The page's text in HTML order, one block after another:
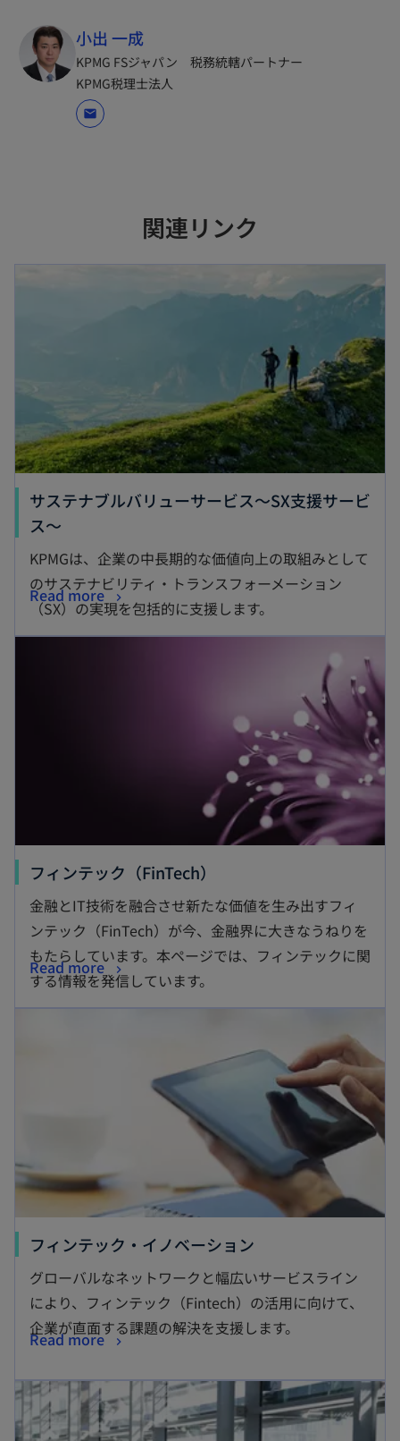
小出 一成
KPMG FSジャパン 税務統轄パートナー
KPMG税理士法人
mail
関連リンク
サステナブルバリューサービス～SX支援サービ
ス～
し
い
タ
ブ
KPMGは、企業の中長期的な価値向上の取組みとして
のサステナビリティ・トランスフォーメーション
（SX）の実現を包括的に支援します。
Read more
新
し
新しいタブで開く
フィンテック（FinTech）
し
い
タ
金融とIT技術を融合させ新たな価値を生み出すフィ
ンテック（FinTech）が今、金融界に大きなうねりを
もたらしています。本ページでは、フィンテックに関
する情報を発信しています。
Read more
新
し
新しいタブで開く
フィンテック・イノベーション
し
い
タ
開
く
グローバルなネットワークと幅広いサービスライン
により、フィンテック（Fintech）の活用に向けて、
企業が直面する課題の解決を支援します。
Read more
新
い
タ
新しいタブで開く
新しいタブで開く